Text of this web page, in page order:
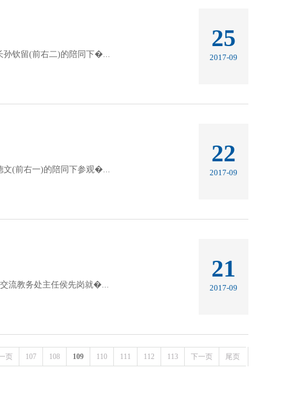
孙钦留(前右二)的陪同下�...
25
2017-09
文(前右一)的陪同下参观�...
22
2017-09
流教务处主任侯先岗就�...
21
2017-09
页 107 108 109 110 111 112 113 下一页 尾页